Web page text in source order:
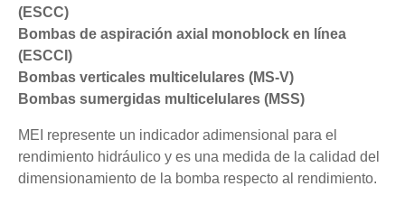
(ESCC)
Bombas de aspiración axial monoblock en línea
(ESCCI)
Bombas verticales multicelulares (MS-V)
Bombas sumergidas multicelulares (MSS)
MEI represente un indicador adimensional para el
rendimiento hidráulico y es una medida de la calidad del
dimensionamiento de la bomba respecto al rendimiento.